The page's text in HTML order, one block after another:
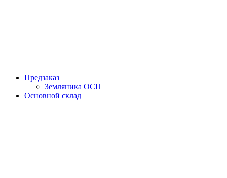
Предзаказ
Земляника ОСП
Основной склад